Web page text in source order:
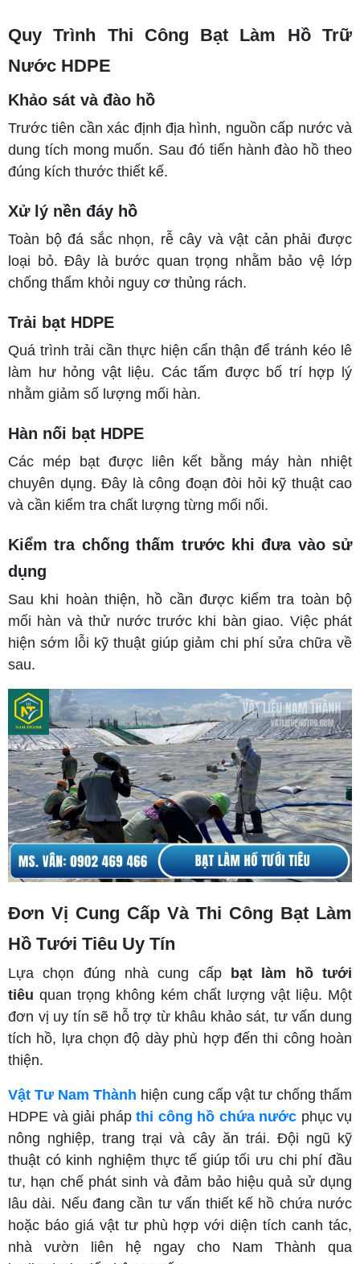
Quy Trình Thi Công Bạt Làm Hồ Trữ
Nước HDPE
Khảo sát và đào hồ
Trước tiên cần xác định địa hình, nguồn cấp nước và
dung tích mong muốn. Sau đó tiến hành đào hồ theo
đúng kích thước thiết kế.
Xử lý nền đáy hồ
Toàn bộ đá sắc nhọn, rễ cây và vật cản phải được
loại bỏ. Đây là bước quan trọng nhằm bảo vệ lớp
chống thấm khỏi nguy cơ thủng rách.
Trải bạt HDPE
Quá trình trải cần thực hiện cẩn thận để tránh kéo lê
làm hư hỏng vật liệu. Các tấm được bố trí hợp lý
nhằm giảm số lượng mối hàn.
Hàn nối bạt HDPE
Các mép bạt được liên kết bằng máy hàn nhiệt
chuyên dụng. Đây là công đoạn đòi hỏi kỹ thuật cao
và cần kiểm tra chất lượng từng mối nối.
Kiểm tra chống thấm trước khi đưa vào sử
dụng
Sau khi hoàn thiện, hồ cần được kiểm tra toàn bộ
mối hàn và thử nước trước khi bàn giao. Việc phát
hiện sớm lỗi kỹ thuật giúp giảm chi phí sửa chữa về
sau.
Đơn Vị Cung Cấp Và Thi Công Bạt Làm
Hồ Tưới Tiêu Uy Tín
Lựa chọn đúng nhà cung cấp
bạt làm hồ tưới
tiêu quan trọng không kém chất lượng vật liệu. Một
đơn vị uy tín sẽ hỗ trợ từ khâu khảo sát, tư vấn dung
tích hồ, lựa chọn độ dày phù hợp đến thi công hoàn
thiện.
Vật Tư Nam Thành hiện cung cấp vật tư chống thấm
HDPE và giải pháp thi công hồ chứa nước phục vụ
nông nghiệp, trang trại và cây ăn trái. Đội ngũ kỹ
thuật có kinh nghiệm thực tế giúp tối ưu chi phí đầu
tư, hạn chế phát sinh và đảm bảo hiệu quả sử dụng
lâu dài. Nếu đang cần tư vấn thiết kế hồ chứa nước
hoặc báo giá vật tư phù hợp với diện tích canh tác,
nhà vườn liên hệ ngay cho Nam Thành qua